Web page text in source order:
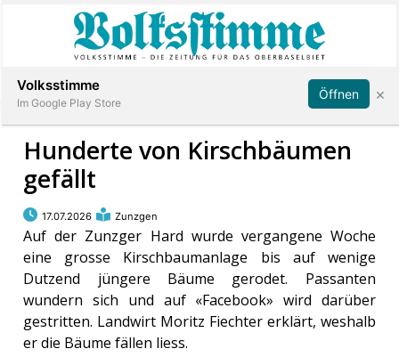
Immobilien
Veranstaltungen
Stellen
E-
Paper
Abonnieren Anmelden
Hunderte von Kirschbäumen
gefällt
17.07.2026 Zunzgen
Auf der Zunzger Hard wurde vergangene Woche
eine grosse Kirschbaumanlage bis auf wenige
Dutzend jüngere Bäume gerodet. Passanten
wundern sich und auf «Facebook» wird darüber
gestritten. Landwirt Moritz Fiechter erklärt, weshalb
er die Bäume fällen liess.
Volksstimme
Im Google Play Store
Öffnen ×